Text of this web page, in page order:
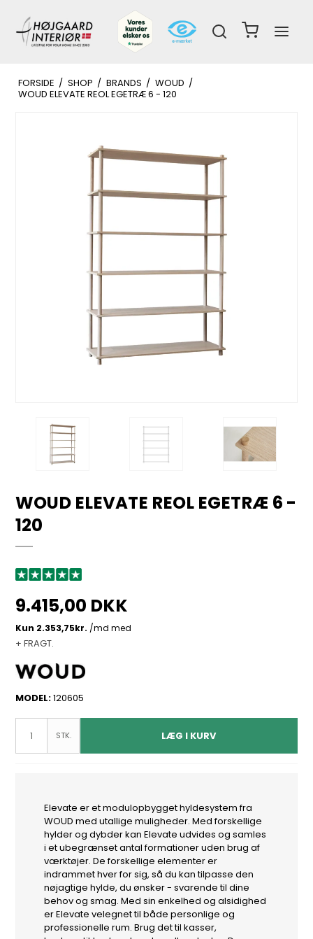
FORSIDE / SHOP / BRANDS / WOUD /
WOUD ELEVATE REOL EGETRÆ 6 - 120
WOUD ELEVATE REOL EGETRÆ 6 -
120
9.415,00 DKK
+ FRAGT.
MODEL:120605
STK. LÆG I KURV
Elevate er et modulopbygget hyldesystem fra
WOUD med utallige muligheder. Med forskellige
hylder og dybder kan Elevate udvides og samles
i et ubegrænset antal formationer uden brug af
værktøjer. De forskellige elementer er
indrammet hver for sig, så du kan tilpasse den
nøjagtige hylde, du ønsker - svarende til dine
behov og smag. Med sin enkelhed og alsidighed
er Elevate velegnet til både personlige og
professionelle rum. Brug det til kasser,